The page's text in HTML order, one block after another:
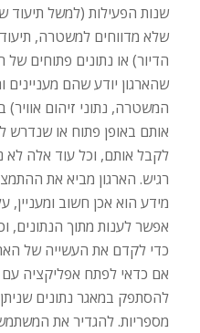
שנות הפעילות (למשל תיעוד
שלא מדווחים למשטרה,
הדיור) או נתונים פתוחים
שהארגון יודע שהם מעניינים
המשטרה, נתוני זיהום
אותם באופן פתוח או שנדרש
לקבל אותם, וכל עוד אלה לא
רגיש. הארגון מביא את
מידע הוא אכן חשוב ומעניין,
אפשר לענות מתוך
כדי לקדם את העשייה של
אם כדאי לפתח אפליקציה
להסתפק במאגר נתונים
מספריות. להגדיר את